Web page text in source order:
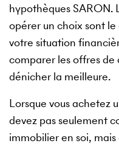
hypothèques SARON.
opérer un choix sont
votre situation
comparer les offres
dénicher la meilleure.
Lorsque vous achetez
devez pas seulement
immobilier en soi, mais